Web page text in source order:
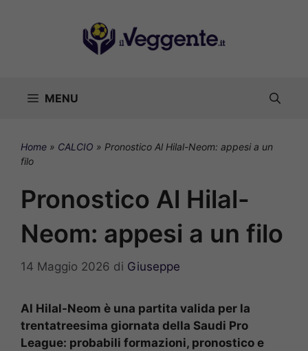
MENU
Home » CALCIO » Pronostico Al Hilal-Neom: appesi a un
filo
Pronostico Al Hilal-
Neom: appesi a un filo
14 Maggio 2026 di Giuseppe
Al Hilal-Neom è una partita valida per la
trentatreesima giornata della Saudi Pro
League: probabili formazioni, pronostico e